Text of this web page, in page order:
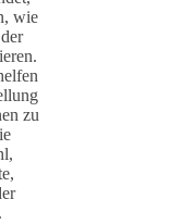
wie
zu